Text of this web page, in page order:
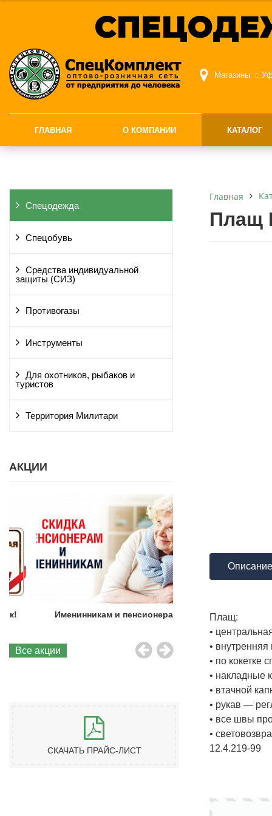
Магазины: г.
ГЛАВНАЯ О КОМПАНИИ КАТАЛОГ
Спецодежда
Спецобувь
Средства индивидуальной
защиты (СИЗ)
Противогазы
Инструменты
Для охотников, рыбаков и
туристов
Территория Милитари
АКЦИИ
Именинникам и пенсионерам! Бесплатная
Все акции
СКАЧАТЬ ПРАЙС-ЛИСТ
Главная
Плащ
Описание
Плащ:
•
•
• по кокетке
• накладные
• втачной
• рукав —
• все швы
•
12.4.219-99